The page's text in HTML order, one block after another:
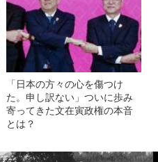
「日本の方々の心を傷つけ
た。申し訳ない」ついに歩み
寄ってきた文在寅政権の本音
とは？